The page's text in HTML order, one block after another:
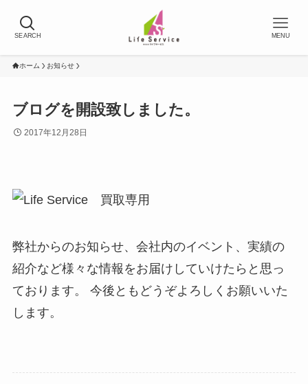
SEARCH MENU
ホーム お知らせ
ブログを開設致しました。
2017年12月28日
弊社からのお知らせ、会社内のイベント、実績の
紹介など様々な情報をお届けしていけたらと思っ
ております。 今後ともどうぞよろしくお願いいた
します。